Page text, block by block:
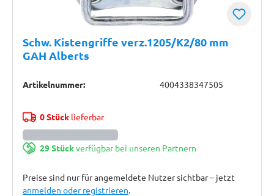
Schw. Kistengriffe verz.1205/K2/80 mm
GAH Alberts
Artikelnummer: 4004338347505
0 Stücklieferbar
29 Stückverfügbar bei unseren Partnern
Preise sind nur für angemeldete Nutzer sichtbar – jetzt
anmelden oder registrieren.